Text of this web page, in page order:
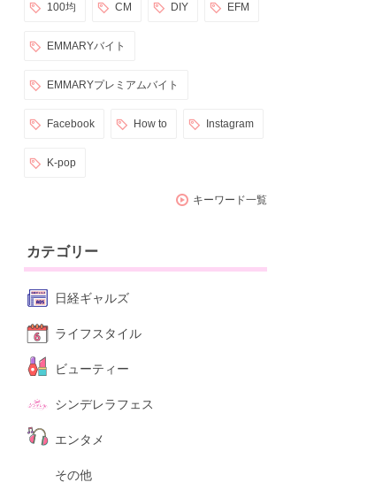
100均 CM DIY EFM
EMMARYバイト
EMMARYプレミアムバイト
Facebook How to Instagram
K-pop
キーワード一覧
カテゴリー
日経ギャルズ
ライフスタイル
ビューティー
シンデレラフェス
エンタメ
その他